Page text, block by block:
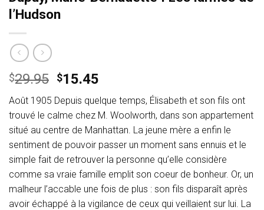
l’Hudson
$29.95 Le
prix
initial
était :
$29.95.
$15.45
prix
actuel
est :
$15.45.
Août 1905 Depuis quelque temps, Élisabeth et son fils ont
trouvé le calme chez M. Woolworth, dans son appartement
situé au centre de Manhattan. La jeune mère a enfin le
sentiment de pouvoir passer un moment sans ennuis et le
simple fait de retrouver la personne qu’elle considère
comme sa vraie famille emplit son coeur de bonheur. Or, un
malheur l’accable une fois de plus : son fils disparaît après
avoir échappé à la vigilance de ceux qui veillaient sur lui. La